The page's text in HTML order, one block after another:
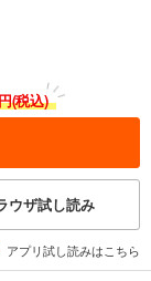
(税込)
ウザ試し読み
アプリ試し読みはこちら